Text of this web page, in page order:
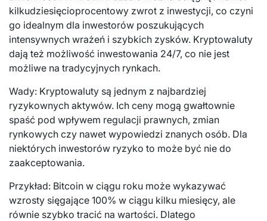
kilkudziesięcioprocentowy zwrot z inwestycji, co czyni
go idealnym dla inwestorów poszukujących
intensywnych wrażeń i szybkich zysków. Kryptowaluty
dają też możliwość inwestowania 24/7, co nie jest
możliwe na tradycyjnych rynkach.
Wady: Kryptowaluty są jednym z najbardziej
ryzykownych aktywów. Ich ceny mogą gwałtownie
spaść pod wpływem regulacji prawnych, zmian
rynkowych czy nawet wypowiedzi znanych osób. Dla
niektórych inwestorów ryzyko to może być nie do
zaakceptowania.
Przykład: Bitcoin w ciągu roku może wykazywać
wzrosty sięgające 100% w ciągu kilku miesięcy, ale
równie szybko tracić na wartości. Dlatego